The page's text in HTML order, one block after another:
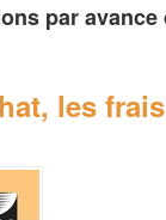
par avance
les